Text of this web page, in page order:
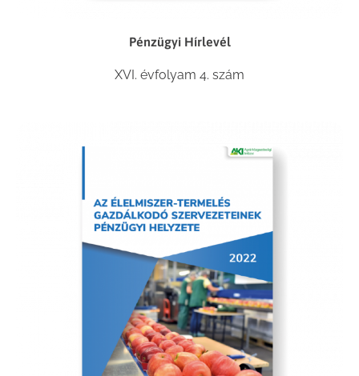
Pénzügyi Hírlevél
XVI. évfolyam 4. szám